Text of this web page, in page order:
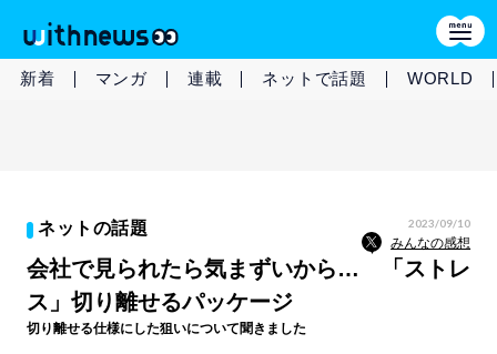
新着 マンガ 連載 ネットで話題 WORLD
ネットの話題 2023/09/10
みんなの感想
会社で見られたら気まずいから… 「ストレ
ス」切り離せるパッケージ
切り離せる仕様にした狙いについて聞きました